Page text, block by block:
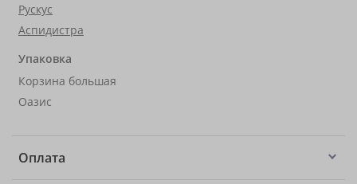
Рускус
Аспидистра
Упаковка
Корзина большая
Оазис
Оплата